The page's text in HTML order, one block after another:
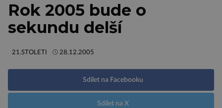
Rok 2005 bude o
sekundu delší
21.STOLETI 28.12.2005
Sdílet na Facebooku
Sdílet na X